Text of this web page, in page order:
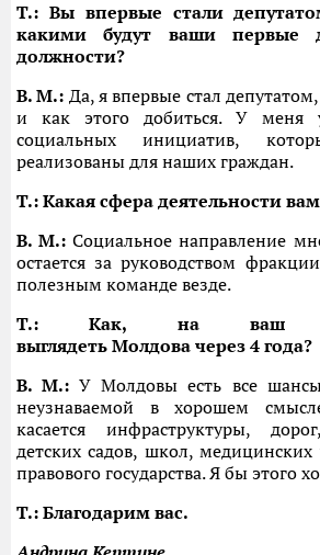
T.: Вы впервые сталидепутат
какими будут ваши первые
должности?
В. М.: Да, я впервые стал
и как этого добиться. У меня
социальных инициатив,
реализованы для наших граждан.
T.: Какая сфера деятельности
В. М.: Социальное направление
остается за руководством
полезным команде везде.
T.: Как, на ваш
выглядеть Молдова через 4 года?
В. М.: У Молдовы есть все
неузнаваемой в хорошем
касается инфраструктуры,
детских садов, школ, медицинских
правового государства. Я бы этого
Т.: Благодарим вас.